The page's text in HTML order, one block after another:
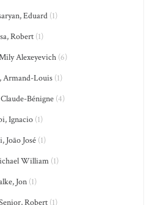
Eduard(1)
Robert (1)
Alexeyevich(6)
Armand-Louis(1)
Bénigne(4)
Ignacio (1)
João José(1)
William (1)
Jon (1)
Robert(1)